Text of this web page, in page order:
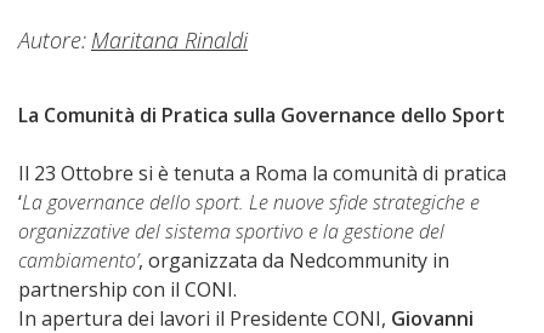
Autore: Maritana Rinaldi
La Comunità di Pratica sulla Governance dello Sport
Il 23 Ottobre si è tenuta a Roma la comunità di pratica
‘La governance dello sport. Le nuove sfide strategiche e
organizzative del sistema sportivo e la gestione del
cambiamento’, organizzata da Nedcommunity in
partnership con il CONI.
In apertura dei lavori il Presidente CONI, Giovanni